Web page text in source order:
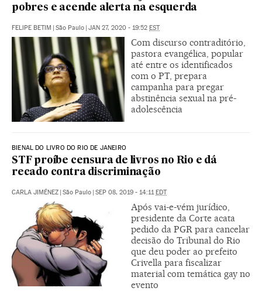
pobres e acende alerta na esquerda
FELIPE BETIM | São Paulo | JAN 27, 2020 - 19:52 EST
Com discurso contraditório,
pastora evangélica, popular
até entre os identificados
com o PT, prepara
campanha para pregar
abstinência sexual na pré-
adolescência
BIENAL DO LIVRO DO RIO DE JANEIRO
STF proíbe censura de livros no Rio e dá
recado contra discriminação
CARLA JIMÉNEZ | São Paulo | SEP 08, 2019 - 14:11EDT
Após vai-e-vém jurídico,
presidente da Corte acata
pedido da PGR para cancelar
decisão do Tribunal do Rio
que deu poder ao prefeito
Crivella para fiscalizar
material com temática gay no
evento